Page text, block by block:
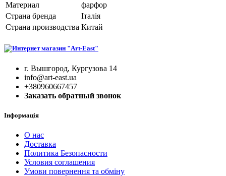
Материал
фарфор
Страна бренда
Італія
Страна производства Китай
г. Вышгород, Кургузова 14
info@art-east.ua
+380960667457
Заказать обратный звонок
Інформація
О нас
Доставка
Политика Безопасности
Условия соглашения
Умови повернення та обміну